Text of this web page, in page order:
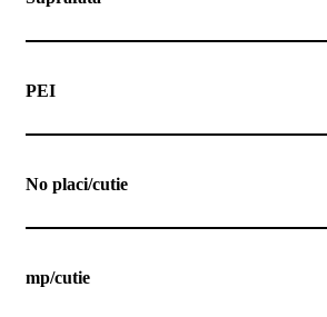
PEI
No placi/cutie
mp/cutie